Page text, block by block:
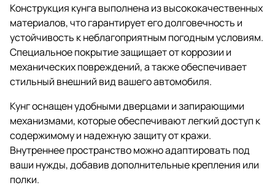
Конструкция кунга выполнена из высококачественных
материалов, что гарантирует его долговечность и
устойчивость к неблагоприятным погодным условиям.
Специальное покрытие защищает от коррозии и
механических повреждений, а также обеспечивает
стильный внешний вид вашего автомобиля.
Кунг оснащен удобными дверцами и запирающими
механизмами, которые обеспечивают легкий доступ к
содержимому и надежную защиту от кражи.
Внутреннее пространство можно адаптировать под
ваши нужды, добавив дополнительные крепления или
полки.